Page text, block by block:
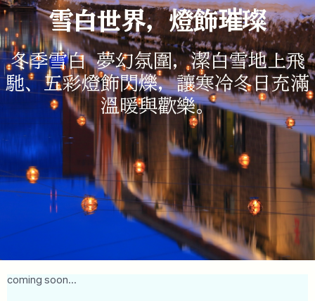
雪白世界，燈飾璀璨
冬季雪白 夢幻氛圍，潔白雪地上飛
馳、五彩燈飾閃爍，讓寒冷冬日充滿
溫暖與歡樂。
coming soon...